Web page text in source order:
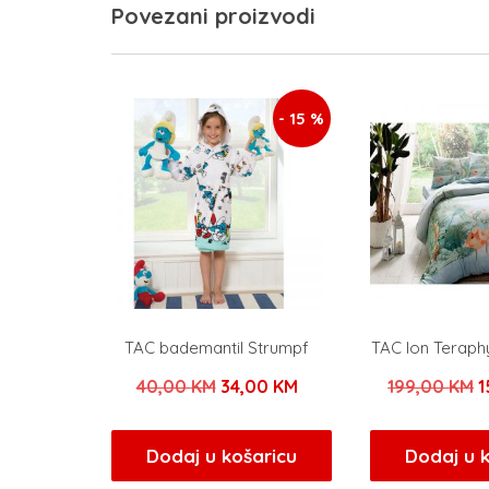
Povezani proizvodi
- 15 %
TAC bademantil Strumpf
40,00KM Izvorna
bila
je:
34,00 KMTrenutna
34,00 KM.
Dodaj u košaricu
TAC Ion
199,00KM
Dodaj u